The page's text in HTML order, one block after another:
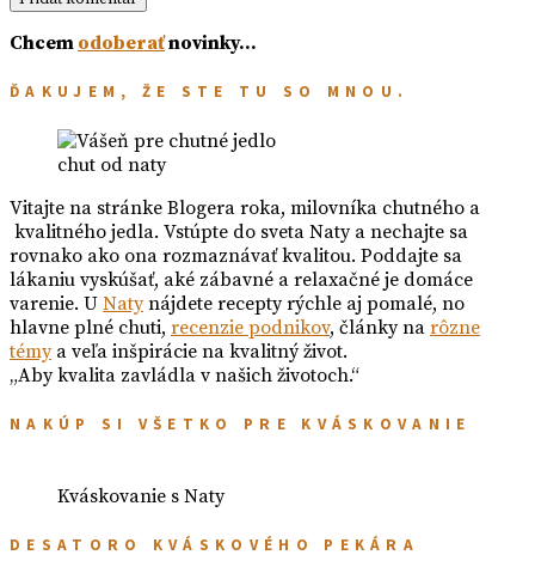
Chcem odoberaťnovinky…
ĎAKUJEM, ŽE STE TU SO MNOU.
chut od naty
Vitajte na stránke Blogera roka, milovníka chutného a
kvalitného jedla. Vstúpte do sveta Naty a nechajte sa
rovnako ako ona rozmaznávať kvalitou. Poddajte sa
lákaniu vyskúšať, aké zábavné a relaxačné je domáce
varenie. U Natynájdete recepty rýchle aj pomalé, no
hlavne plné chuti, recenzie podnikov, články na rôzne
témya veľa inšpirácie na kvalitný život.
„Aby kvalita zavládla v našich životoch.“
NAKÚP SI VŠETKO PRE KVÁSKOVANIE
Kváskovanie s Naty
DESATORO KVÁSKOVÉHO PEKÁRA